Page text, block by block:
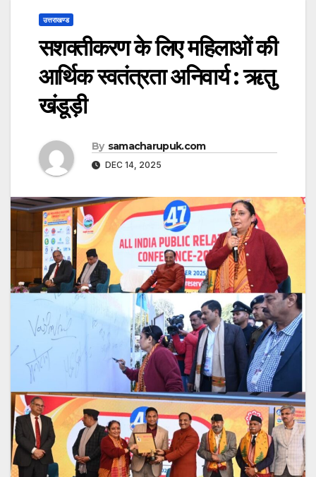
उत्तराखण्ड
सशक्तीकरण के लिए महिलाओं की
आर्थिक स्वतंत्रता अनिवार्य : ऋतु
खंडूड़ी
By samacharupuk.com
DEC 14, 2025